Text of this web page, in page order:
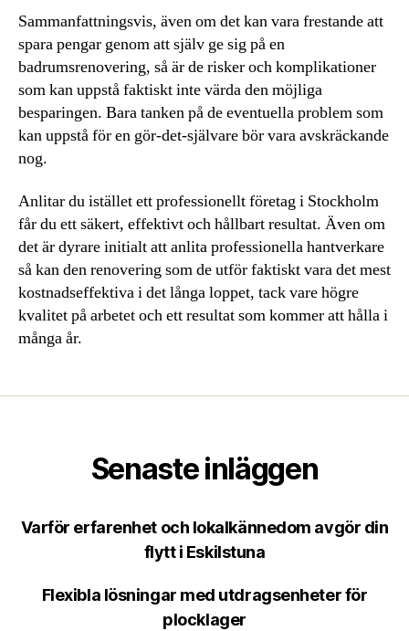
Sammanfattningsvis, även om det kan vara frestande att
spara pengar genom att själv ge sig på en
badrumsrenovering, så är de risker och komplikationer
som kan uppstå faktiskt inte värda den möjliga
besparingen. Bara tanken på de eventuella problem som
kan uppstå för en gör-det-självare bör vara avskräckande
nog.
Anlitar du istället ett professionellt företag i Stockholm
får du ett säkert, effektivt och hållbart resultat. Även om
det är dyrare initialt att anlita professionella hantverkare
så kan den renovering som de utför faktiskt vara det mest
kostnadseffektiva i det långa loppet, tack vare högre
kvalitet på arbetet och ett resultat som kommer att hålla i
många år.
Senaste inläggen
Varför erfarenhet och lokalkännedom avgör din
flytt i Eskilstuna
Flexibla lösningar med utdragsenheter för
plocklager